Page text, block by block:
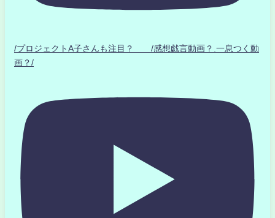
/プロジェクトA子さんも注目？ /感想戯言動画？.一息つく動
画？/